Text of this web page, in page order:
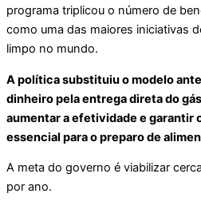
programa triplicou o número de
como uma das maiores iniciativas
limpo no mundo.
A política substituiu o modelo
dinheiro pela entrega direta do
aumentar a efetividade e garantir
essencial para o preparo de
A meta do governo é viabilizar
por ano.